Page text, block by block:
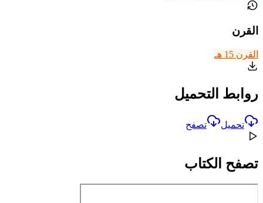
القرن
القرن 15 هـ
روابط التحميل
تحميل تصفح
تصفح الكتاب